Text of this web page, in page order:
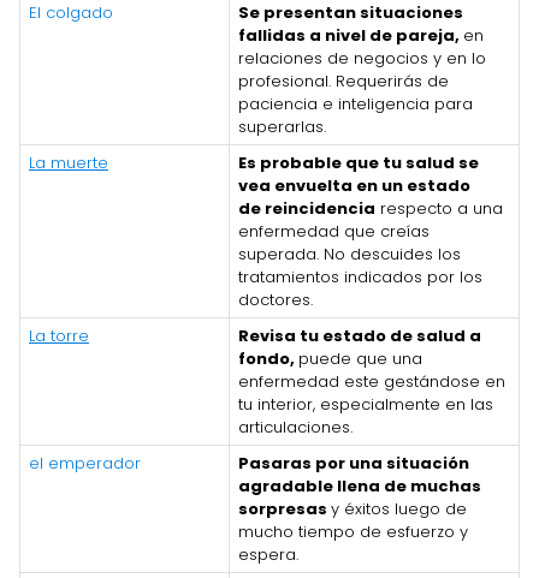
El colgado
Se presentan situaciones
fallidas a nivel de pareja, en
relaciones de negocios y en lo
profesional. Requerirás de
paciencia e inteligencia para
superarlas.
La muerte
Es probable que tu salud se
vea envuelta en un estado
de reincidencia respecto a una
enfermedad que creías
superada. No descuides los
tratamientos indicados por los
doctores.
La torre
Revisa tu estado de salud a
fondo, puede que una
enfermedad este gestándose en
tu interior, especialmente en las
articulaciones.
el emperador
Pasaras por una situación
agradable llena de muchas
sorpresas y éxitos luego de
mucho tiempo de esfuerzo y
espera.